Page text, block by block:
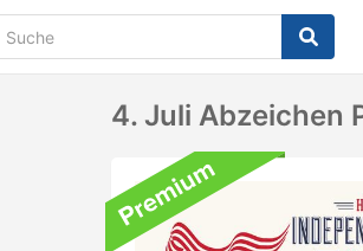
4. Juli Abzeichen